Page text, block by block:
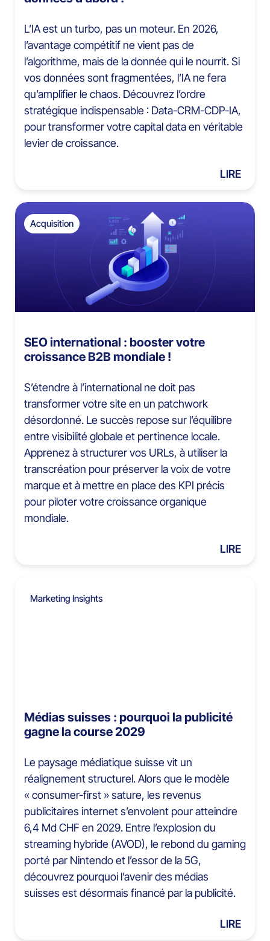
L’IA est un turbo, pas un moteur. En 2026,
l’avantage compétitif ne vient pas de
l’algorithme, mais de la donnée qui le nourrit. Si
vos données sont fragmentées, l’IA ne fera
qu’amplifier le chaos. Découvrez l’ordre
stratégique indispensable : Data-CRM-CDP-IA,
pour transformer votre capital data en véritable
levier de croissance.
LIRE
Acquisition
SEO international : booster votre
croissance B2B mondiale !
S’étendre à l’international ne doit pas
transformer votre site en un patchwork
désordonné. Le succès repose sur l’équilibre
entre visibilité globale et pertinence locale.
Apprenez à structurer vos URLs, à utiliser la
transcréation pour préserver la voix de votre
marque et à mettre en place des KPI précis
pour piloter votre croissance organique
mondiale.
LIRE
Marketing Insights
Médias suisses : pourquoi la publicité
gagne la course 2029
Le paysage médiatique suisse vit un
réalignement structurel. Alors que le modèle
« consumer-first » sature, les revenus
publicitaires internet s’envolent pour atteindre
6,4 Md CHF en 2029. Entre l’explosion du
streaming hybride (AVOD), le rebond du gaming
porté par Nintendo et l’essor de la 5G,
découvrez pourquoi l’avenir des médias
suisses est désormais financé par la publicité.
LIRE